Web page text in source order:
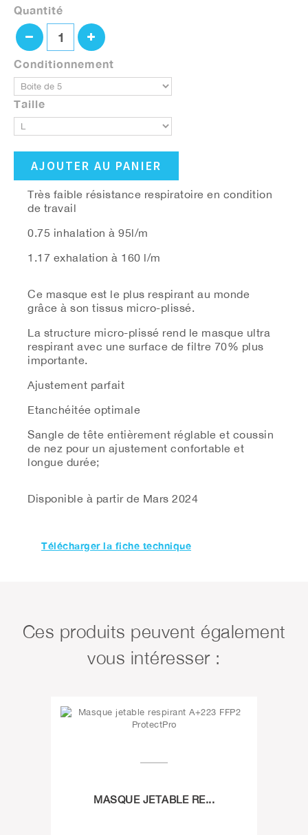
Quantité
Conditionnement
Taille
AJOUTER AU PANIER
Très faible résistance respiratoire en condition
de travail
0.75 inhalation à 95l/m
1.17 exhalation à 160 l/m
Ce masque est le plus respirant au monde
grâce à son tissus micro-plissé.
La structure micro-plissé rend le masque ultra
respirant avec une surface de filtre 70% plus
importante.
Ajustement parfait
Etanchéitée optimale
Sangle de tête entièrement réglable et coussin
de nez pour un ajustement confortable et
longue durée;
Disponible à partir de Mars 2024
Télécharger la fiche technique
Ces produits peuvent également
vous intéresser :
MASQUE JETABLE RE...